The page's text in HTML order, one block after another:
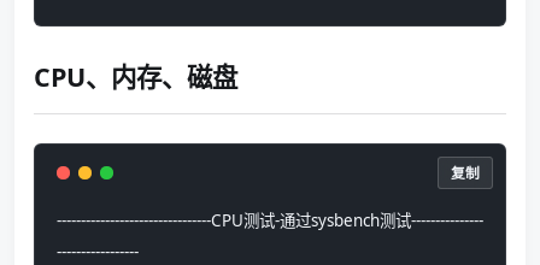
CPU、内存、磁盘
--------------------------------CPU测试-通过sysbench测试---------------
-----------------
复制